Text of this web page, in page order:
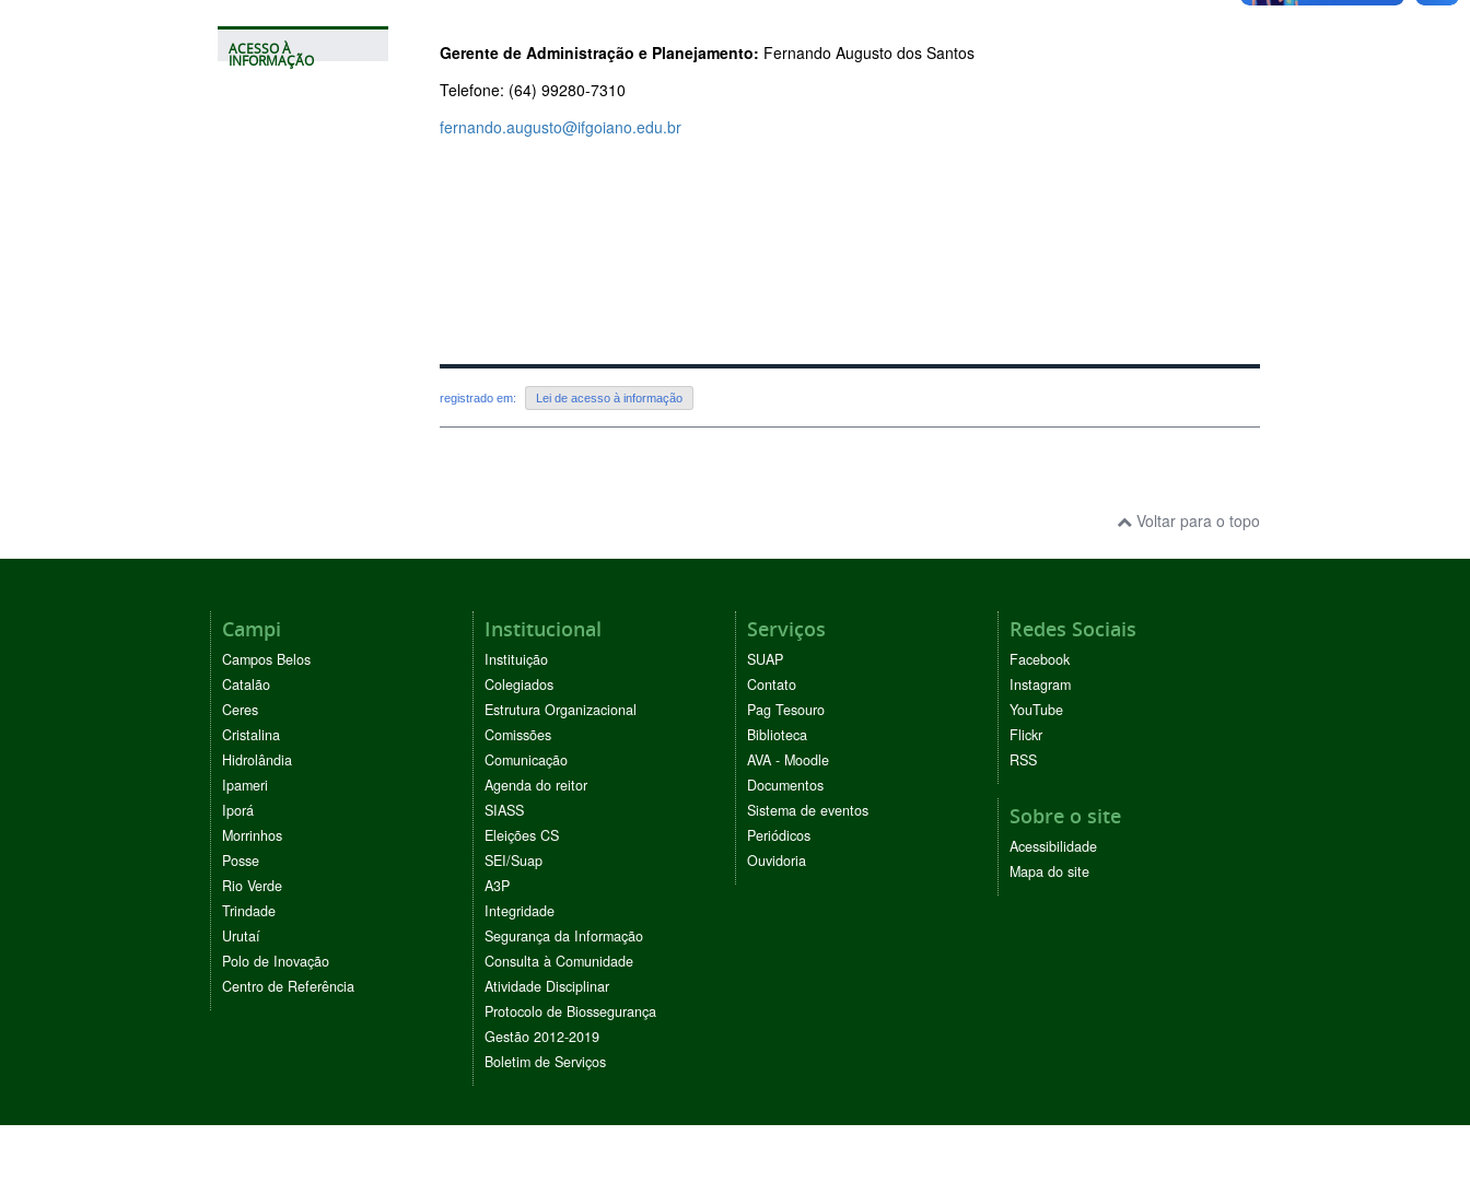
ACESSO À
INFORMAÇÃO Gerente de Administração e Planejamento: Fernando Augusto dos Santos
Telefone: (64) 99280-7310
fernando.augusto@ifgoiano.edu.br
registrado em: Lei de acesso à informação
Voltar para o topo
Campi
Campos Belos
Catalão
Ceres
Cristalina
Hidrolândia
Ipameri
Iporá
Morrinhos
Posse
Rio Verde
Trindade
Urutaí
Polo de Inovação
Centro de Referência
Institucional
Instituição
Colegiados
Estrutura Organizacional
Comissões
Comunicação
Agenda do reitor
SIASS
Eleições CS
SEI/Suap
A3P
Integridade
Segurança da Informação
Consulta à Comunidade
Atividade Disciplinar
Protocolo de Biossegurança
Gestão 2012-2019
Boletim de Serviços
Serviços
SUAP
Contato
Pag Tesouro
Biblioteca
AVA - Moodle
Documentos
Sistema de eventos
Periódicos
Ouvidoria
Redes Sociais
Facebook
Instagram
YouTube
Flickr
RSS
Sobre o site
Acessibilidade
Mapa do site